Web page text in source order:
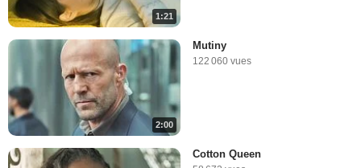
1:21
2:00
Mutiny
122 060 vues
Cotton Queen